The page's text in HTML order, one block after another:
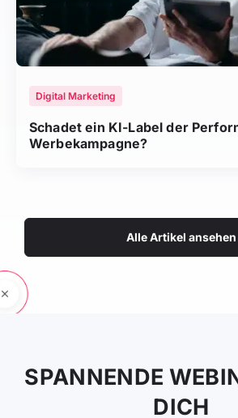
Digital Marketing
Schadet ein KI-Label der
Werbekampagne?
Alle Artikel ansehen
SPANNENDE
DICH